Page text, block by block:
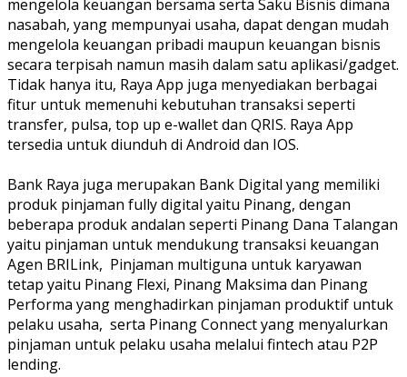
mengelola keuangan bersama serta Saku Bisnis dimana
nasabah, yang mempunyai usaha, dapat dengan mudah
mengelola keuangan pribadi maupun keuangan bisnis
secara terpisah namun masih dalam satu aplikasi/gadget.
Tidak hanya itu, Raya App juga menyediakan berbagai
fitur untuk memenuhi kebutuhan transaksi seperti
transfer, pulsa, top up e-wallet dan QRIS. Raya App
tersedia untuk diunduh di Android dan IOS.
Bank Raya juga merupakan Bank Digital yang memiliki
produk pinjaman fully digital yaitu Pinang, dengan
beberapa produk andalan seperti Pinang Dana Talangan
yaitu pinjaman untuk mendukung transaksi keuangan
Agen BRILink, Pinjaman multiguna untuk karyawan
tetap yaitu Pinang Flexi, Pinang Maksima dan Pinang
Performa yang menghadirkan pinjaman produktif untuk
pelaku usaha, serta Pinang Connect yang menyalurkan
pinjaman untuk pelaku usaha melalui fintech atau P2P
lending.